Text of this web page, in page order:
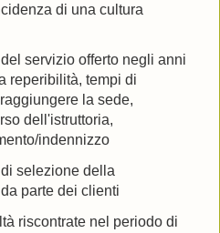
di una cultura
servizio offerto negli anni
reperibilità, tempi di
la sede,
dell'istruttoria,
indennizzo
selezione della
parte dei clienti
riscontrate nel periodo di